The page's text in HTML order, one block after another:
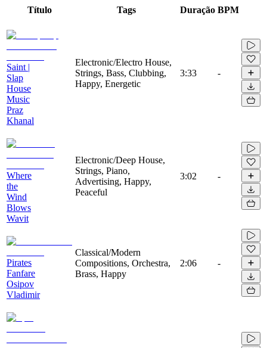
Título Tags Duração BPM
Saint |
Slap
House
Music
Praz
Khanal
Electronic/Electro House,
Strings, Bass, Clubbing,
Happy, Energetic
3:33 -
Where
the
Wind
Blows
Wavit
Electronic/Deep House,
Strings, Piano,
Advertising, Happy,
Peaceful
3:02 -
Pirates
Fanfare
Osipov
Vladimir
Classical/Modern
Compositions, Orchestra,
Brass, Happy
2:06 -